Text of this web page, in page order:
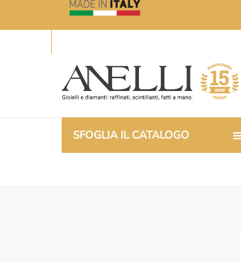
SFOGLIA IL CATALOGO